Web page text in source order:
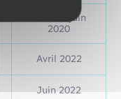
Mars et juin
2020
Avril 2022
Juin 2022